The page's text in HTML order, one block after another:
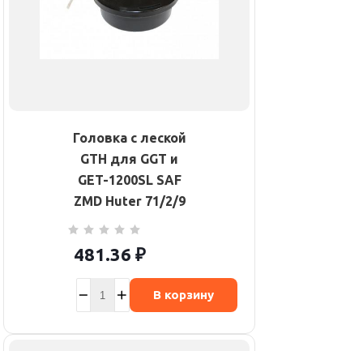
Головка с леской
GTH для GGT и
GET-1200SL SAF
ZMD Huter 71/2/9
481.36 ₽
В корзину